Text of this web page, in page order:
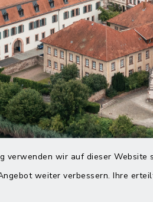
verwenden wir auf dieser
weiter verbessern. Ihre